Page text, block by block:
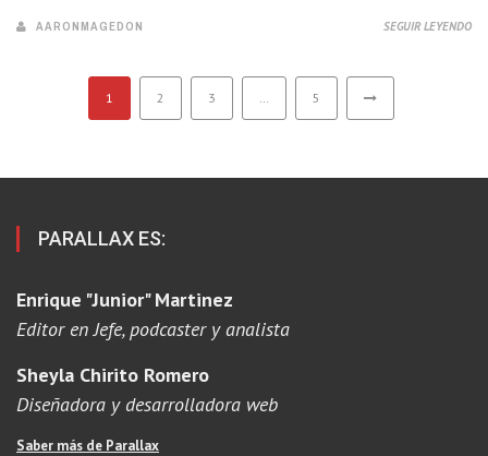
AARONMAGEDON SEGUIR LEYENDO
1 2 3 5
PARALLAX ES:
Enrique "Junior" Martinez
Editor en Jefe, podcaster y analista
Sheyla Chirito Romero
Diseñadora y desarrolladora web
Saber más de Parallax